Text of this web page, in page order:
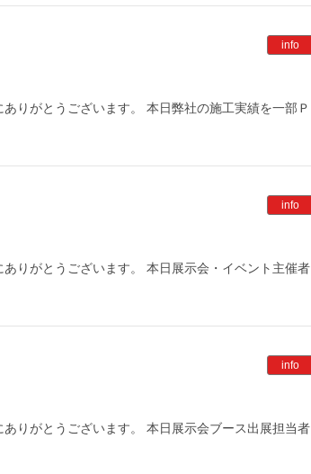
info
りがとうございます。 本日弊社の施工実績を一部Ｐ
info
りがとうございます。 本日展示会・イベント主催者
info
りがとうございます。 本日展示会ブース出展担当者